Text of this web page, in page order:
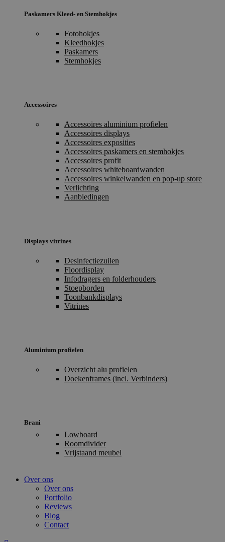
Paskamers Kleed- en Stemhokjes
Fotohokjes
Kleedhokjes
Paskamers
Stemhokjes
Accessoires
Accessoires aluminium profielen
Accessoires displays
Accessoires exposities
Accessoires paskamers en stemhokjes
Accessoires profit
Accessoires whiteboardwanden
Accessoires winkelwanden en pop-up store
Verlichting
Aanbiedingen
Displays vitrines
Desinfectiezuilen
Floordisplay
Infodragers en folderhouders
Stoepborden
Toonbankdisplays
Vitrines
Aluminium profielen
Overzicht alu profielen
Doekenframes (incl. Verbinders)
Brani
Lowboard
Roomdivider
Vrijstaand meubel
Over ons
Over ons
Portfolio
Reviews
Blog
Contact